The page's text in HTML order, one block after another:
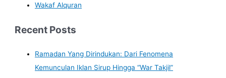
Wakaf Alquran
Recent Posts
Ramadan Yang Dirindukan: Dari Fenomena
Kemunculan Iklan Sirup Hingga “War Takjil”